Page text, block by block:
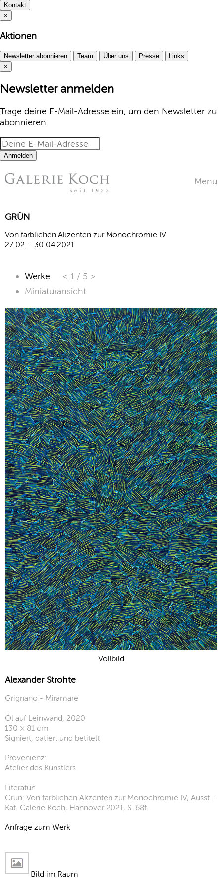
Kontakt
×
Aktionen
Newsletter abonnieren Team Über uns Presse
Links
×
Newsletter anmelden
Trage deine E-Mail-Adresse ein, um den Newsletter zu
abonnieren.
Anmelden
Menu
Werke < 1 / 5 >
Miniaturansicht
Vollbild
GRÜN
Von farblichen Akzenten zur Monochromie IV
27.02. - 30.04.2021
Alexander Strohte
Grignano - Miramare
Öl auf Leinwand, 2020
130 × 81 cm
Signiert, datiert und betitelt
Provenienz:
Atelier des Künstlers
Literatur:
Grün: Von farblichen Akzenten zur Monochromie IV, Ausst.-
Kat. Galerie Koch, Hannover 2021, S. 68f.
Anfrage zum Werk
Bild im Raum